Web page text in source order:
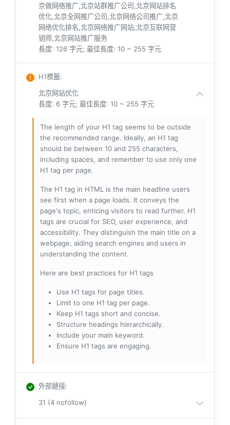
京做网络推广,北京站群推广公司,北京网站排名
优化,北京全网推广公司,北京网络公司推广,北京
网络优化排名,北京网络推广网站,北京互联网营
销师,北京网站推广服务
長度: 126 字元; 最佳長度: 10 ~ 255 字元
H1標籤:
北京网站优化
長度: 6 字元; 最佳長度: 10 ~ 255 字元
The length of your H1 tag seems to be outside
the recommended range. Ideally, an H1 tag
should be between 10 and 255 characters,
including spaces, and remember to use only one
H1 tag per page.
The H1 tag in HTML is the main headline users
see first when a page loads. It conveys the
page's topic, enticing visitors to read further. H1
tags are crucial for SEO, user experience, and
accessibility. They distinguish the main title on a
webpage, aiding search engines and users in
understanding the content.
Here are best practices for H1 tags
Use H1 tags for page titles.
Limit to one H1 tag per page.
Keep H1 tags short and concise.
Structure headings hierarchically.
Include your main keyword.
Ensure H1 tags are engaging.
外部鏈接:
31 (4 nofollow)